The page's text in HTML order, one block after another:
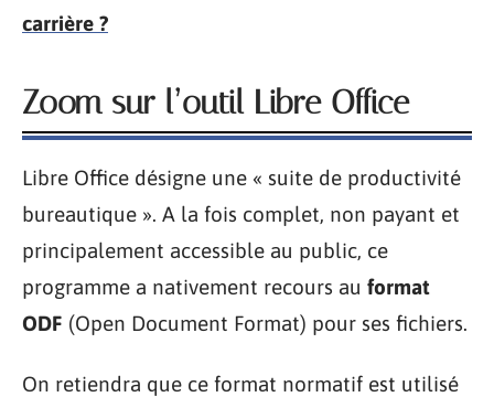
carrière ?
Zoom sur l’outil Libre Office
Libre Office désigne une « suite de productivité
bureautique ». A la fois complet, non payant et
principalement accessible au public, ce
programme a nativement recours au format
ODF (Open Document Format) pour ses fichiers.
On retiendra que ce format normatif est utilisé